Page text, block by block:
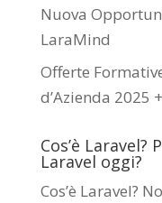
Nuova
LaraMind
Offerte
d’Azienda 2025
Cos’è
Laravel oggi?
Cos’è Laravel?